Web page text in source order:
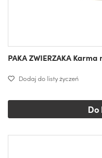
PAKA ZWIERZAKA
Dodaj do listy życzeń
Do